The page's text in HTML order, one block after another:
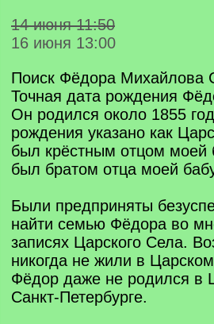
14 июня 11:50
16 июня 13:00
Поиск Фёдора Михайлова
Точная дата рождения
Он родился около 1855
рождения указано как
был крёстным отцом моей
был братом отца моей
Были предприняты
найти семью Фёдора во
записях Царского Села.
никогда не жили в
Фёдор даже не родился в
Санкт-Петербурге.